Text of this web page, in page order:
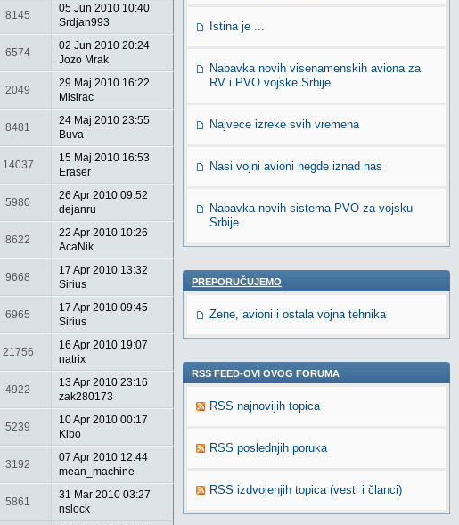
8145
05 Jun 2010 10:40
Srdjan993
6574
02 Jun 2010 20:24
Jozo Mrak
2049
29 Maj 2010 16:22
Misirac
8481
24 Maj 2010 23:55
Buva
14037
15 Maj 2010 16:53
Eraser
5980
26 Apr 2010 09:52
dejanru
8622
22 Apr 2010 10:26
AcaNik
9668
17 Apr 2010 13:32
Sirius
6965
17 Apr 2010 09:45
Sirius
21756
16 Apr 2010 19:07
natrix
4922
13 Apr 2010 23:16
zak280173
5239
10 Apr 2010 00:17
Kibo
3192
07 Apr 2010 12:44
mean_machine
5861
31 Mar 2010 03:27
nslock
Istina je ...
Nabavka novih visenamenskih aviona za
RV i PVO vojske Srbije
Najvece izreke svih vremena
Nasi vojni avioni negde iznad nas
Nabavka novih sistema PVO za vojsku
Srbije
PREPORUČUJEMO
Zene, avioni i ostala vojna tehnika
RSS FEED-OVI OVOG FORUMA
RSS najnovijih topica
RSS poslednjih poruka
RSS izdvojenjih topica (vesti i članci)